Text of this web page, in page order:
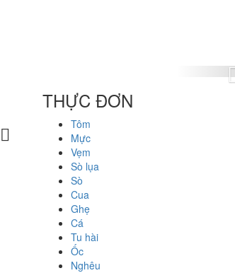
THỰC ĐƠN
Tôm
Mực
Vẹm
Sò lụa
Sò
Cua
Ghẹ
Cá
Tu hài
Ốc
Nghêu